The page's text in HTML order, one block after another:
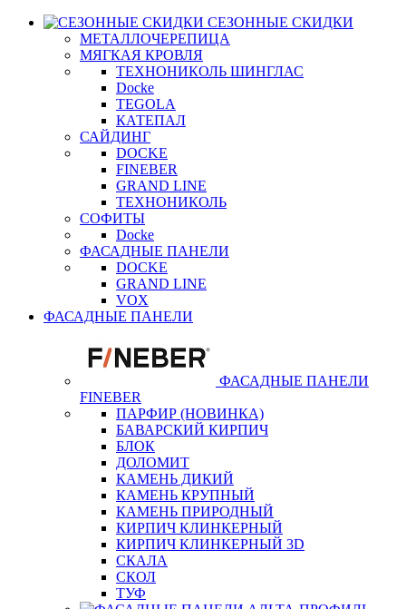
СЕЗОННЫЕ СКИДКИ
МЕТАЛЛОЧЕРЕПИЦА
МЯГКАЯ КРОВЛЯ
ТЕХНОНИКОЛЬ ШИНГЛАС
Docke
TEGOLA
КАТЕПАЛ
САЙДИНГ
DOCKE
FINEBER
GRAND LINE
ТЕХНОНИКОЛЬ
СОФИТЫ
Docke
ФАСАДНЫЕ ПАНЕЛИ
DOCKE
GRAND LINE
VOX
ФАСАДНЫЕ ПАНЕЛИ
ФАСАДНЫЕ ПАНЕЛИ
FINEBER
ПАРФИР (НОВИНКА)
БАВАРСКИЙ КИРПИЧ
БЛОК
ДОЛОМИТ
КАМЕНЬ ДИКИЙ
КАМЕНЬ КРУПНЫЙ
КАМЕНЬ ПРИРОДНЫЙ
КИРПИЧ КЛИНКЕРНЫЙ
КИРПИЧ КЛИНКЕРНЫЙ 3D
СКАЛА
СКОЛ
ТУФ